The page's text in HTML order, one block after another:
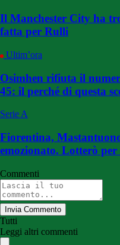
Il Manchester City ha
fatta per Rulli
Ultim’ora
Osimhen rifiuta il
45: il perché di questa
Serie A
Fiorentina,
emozionato. Lotterò
Commenti
Invia Commento
Tutti
Leggi altri commenti